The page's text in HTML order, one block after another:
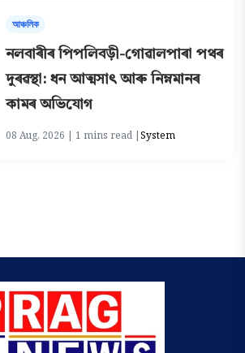
আঞ্চলিক
নলবাৰীৰ পিপলিবড়ী-গোৱালপাৰা পথৰ
দুৰৱস্থা: ধন আত্মসাৎ আৰু নিম্নমানৰ
কামৰ অভিযোগ
08 Aug, 2026 | 1 mins read |System